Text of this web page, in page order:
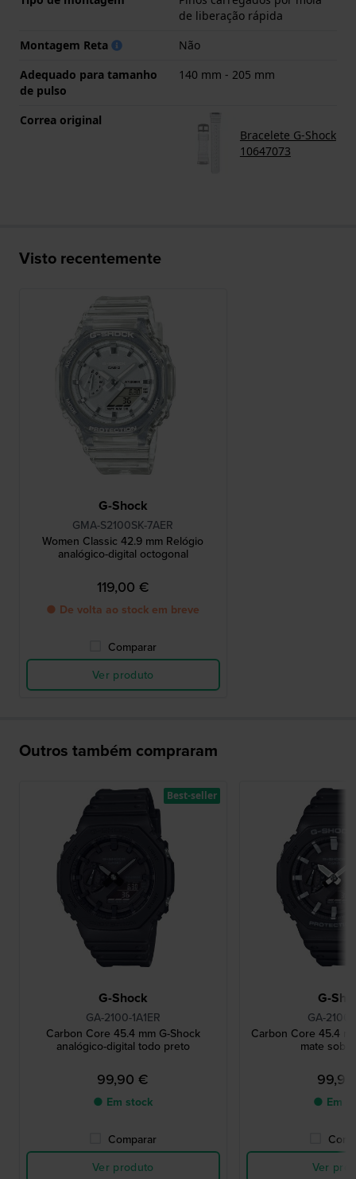
de liberação rápida
Montagem Reta
Não
Adequado para tamanho
de pulso
140 mm - 205 mm
Correa original
Bracelete G-Shock
10647073
Visto recentemente
G-Shock
GMA-S2100SK-7AER
Women Classic 42.9 mm Relógio
analógico-digital octogonal
119,00 €
● De volta ao stock em breve
Comparar
Ver produto
Outros também compraram
G-Shock
GA-2100-1A1ER
Carbon Core 45.4 mm G-Shock
analógico-digital todo preto
99,90 €
● Em stock
Comparar
Ver produto
Best-seller
G-
GA-2100-
Carbon Core 45.4
mate
● Em
Ver